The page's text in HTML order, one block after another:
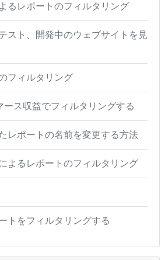
るレポートのフィルタリング
スト、開発中のウェブサイトを見
フィルタリング
ース収益でフィルタリングする
レポートの名前を変更する方法
よるレポートのフィルタリング
トをフィルタリングする